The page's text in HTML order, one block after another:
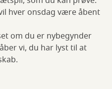
hver onsdag være åbent
om du er nybegynder
vi, du har lyst til at